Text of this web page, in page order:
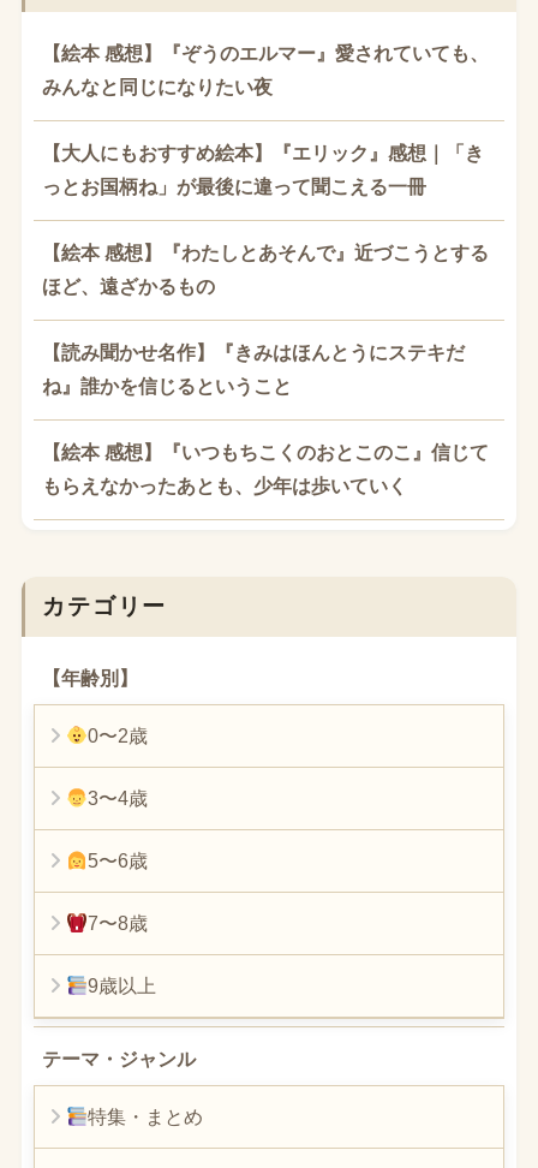
【絵本 感想】『ぞうのエルマー』愛されていても、
みんなと同じになりたい夜
【大人にもおすすめ絵本】『エリック』感想｜「き
っとお国柄ね」が最後に違って聞こえる一冊
【絵本 感想】『わたしとあそんで』近づこうとする
ほど、遠ざかるもの
【読み聞かせ名作】『きみはほんとうにステキだ
ね』誰かを信じるということ
【絵本 感想】『いつもちこくのおとこのこ』信じて
もらえなかったあとも、少年は歩いていく
カテゴリー
【年齢別】
0〜2歳
3〜4歳
5〜6歳
7〜8歳
9歳以上
テーマ・ジャンル
特集・まとめ